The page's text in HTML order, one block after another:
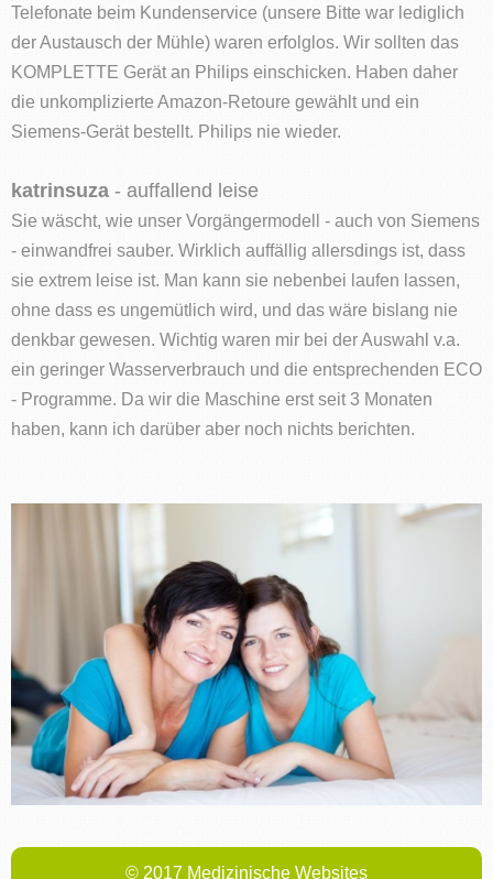
Telefonate beim Kundenservice (unsere Bitte war lediglich
der Austausch der Mühle) waren erfolglos. Wir sollten das
KOMPLETTE Gerät an Philips einschicken. Haben daher
die unkomplizierte Amazon-Retoure gewählt und ein
Siemens-Gerät bestellt. Philips nie wieder.
katrinsuza - auffallend leise
Sie wäscht, wie unser Vorgängermodell - auch von Siemens
- einwandfrei sauber. Wirklich auffällig allersdings ist, dass
sie extrem leise ist. Man kann sie nebenbei laufen lassen,
ohne dass es ungemütlich wird, und das wäre bislang nie
denkbar gewesen. Wichtig waren mir bei der Auswahl v.a.
ein geringer Wasserverbrauch und die entsprechenden ECO
- Programme. Da wir die Maschine erst seit 3 Monaten
haben, kann ich darüber aber noch nichts berichten.
© 2017 Medizinische Websites